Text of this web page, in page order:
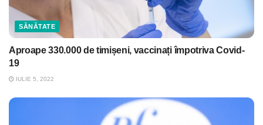
SĂNĂTATE
Aproape 330.000 de timișeni, vaccinați împotriva Covid-
19
IULIE 5, 2022